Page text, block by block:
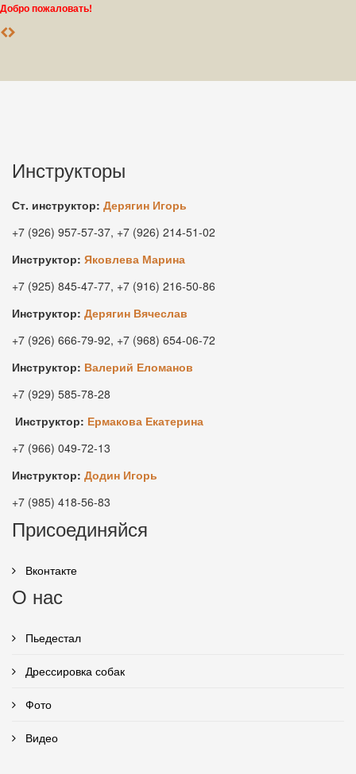
Добро пожаловать!
Инструкторы
Ст. инструктор: Дерягин Игорь
+7 (926) 957-57-37, +7 (926) 214-51-02
Инструктор: Яковлева Марина
+7 (925) 845-47-77, +7 (916) 216-50-86
Инструктор: Дерягин Вячеслав
+7 (926) 666-79-92, +7 (968) 654-06-72
Инструктор: Валерий Еломанов
+7 (929) 585-78-28
Инструктор: Ермакова Екатерина
+7 (966) 049-72-13
Инструктор: Додин Игорь
+7 (985) 418-56-83
Присоединяйся
Вконтакте
О нас
Пьедестал
Дрессировка собак
Фото
Видео